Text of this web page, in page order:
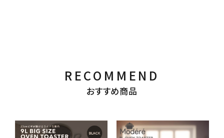
RECOMMEND
おすすめ商品